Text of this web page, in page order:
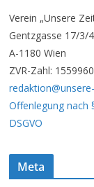
A
r
c
h
i
v
Verein „Unsere
Gentzgasse 17/3/4
A-1180 Wien
ZVR-Zahl:
Offenlegung nach
DSGVO
Meta